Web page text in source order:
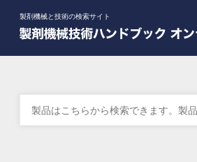
製剤機械と技術の検索サイト